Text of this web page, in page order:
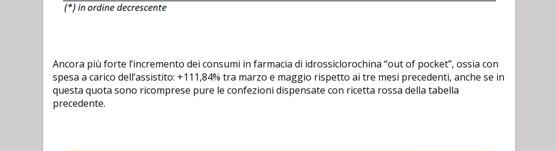
Ancora più forte l’incremento dei consumi in farmacia di idrossiclorochina “out of pocket”, ossia con
spesa a carico dell’assistito: +111,84% tra marzo e maggio rispetto ai tre mesi precedenti, anche se in
questa quota sono ricomprese pure le confezioni dispensate con ricetta rossa della tabella
precedente.